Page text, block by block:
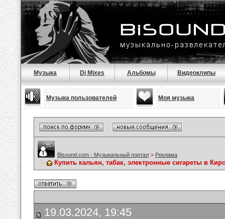
Музыка Dj Mixes Альбомы Видеоклипы
Музыка пользователей Моя музыка
Bisound.com - Музыкальный портал > Реклама
Купить кальян, табак, электронные сигареты в
19.03.2024, 19:45